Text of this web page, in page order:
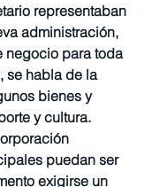
representaban
administración,
negocio para toda
se habla de la
bienes y
y cultura.
puedan ser
exigirse un